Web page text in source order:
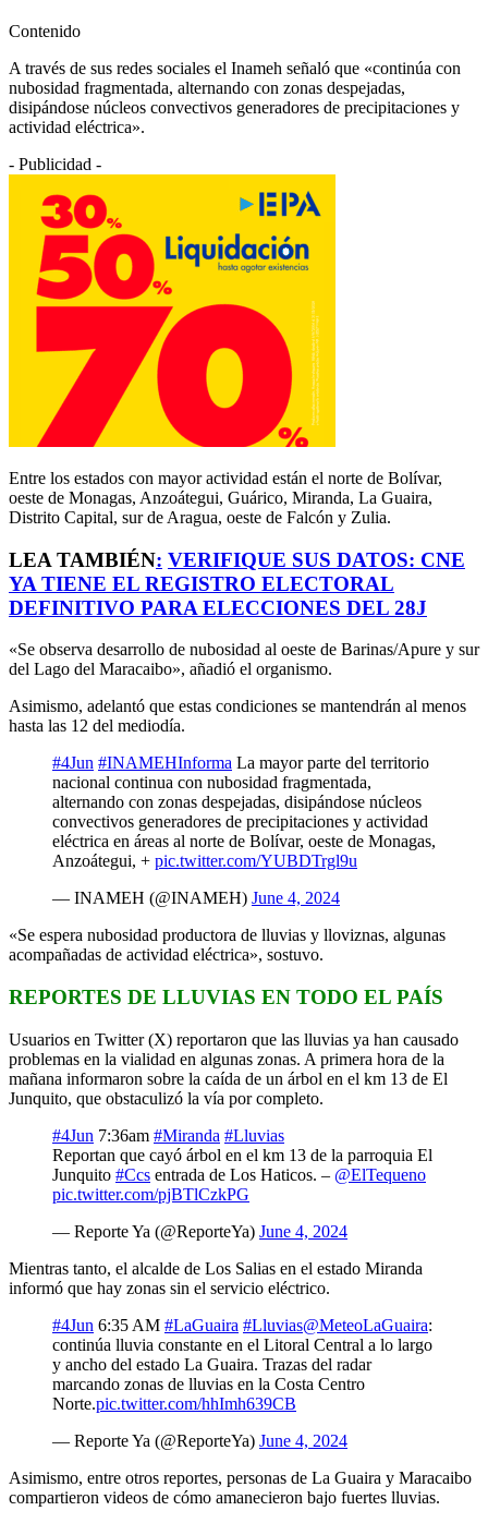
Contenido
A través de sus redes sociales el Inameh señaló que «continúa con
nubosidad fragmentada, alternando con zonas despejadas,
disipándose núcleos convectivos generadores de precipitaciones y
actividad eléctrica».
- Publicidad -
Entre los estados con mayor actividad están el norte de Bolívar,
oeste de Monagas, Anzoátegui, Guárico, Miranda, La Guaira,
Distrito Capital, sur de Aragua, oeste de Falcón y Zulia.
LEA TAMBIÉN: VERIFIQUE SUS DATOS: CNE
YA TIENE EL REGISTRO ELECTORAL
DEFINITIVO PARA ELECCIONES DEL 28J
«Se observa desarrollo de nubosidad al oeste de Barinas/Apure y sur
del Lago del Maracaibo», añadió el organismo.
Asimismo, adelantó que estas condiciones se mantendrán al menos
hasta las 12 del mediodía.
#4Jun #INAMEHInforma La mayor parte del territorio
nacional continua con nubosidad fragmentada,
alternando con zonas despejadas, disipándose núcleos
convectivos generadores de precipitaciones y actividad
eléctrica en áreas al norte de Bolívar, oeste de Monagas,
Anzoátegui, + pic.twitter.com/YUBDTrgl9u
— INAMEH (@INAMEH) June 4, 2024
«Se espera nubosidad productora de lluvias y lloviznas, algunas
acompañadas de actividad eléctrica», sostuvo.
REPORTES DE LLUVIAS EN TODO EL PAÍS
Usuarios en Twitter (X) reportaron que las lluvias ya han causado
problemas en la vialidad en algunas zonas. A primera hora de la
mañana informaron sobre la caída de un árbol en el km 13 de El
Junquito, que obstaculizó la vía por completo.
#4Jun 7:36am #Miranda #Lluvias
Reportan que cayó árbol en el km 13 de la parroquia El
Junquito #Ccs entrada de Los Haticos. – @ElTequeno
pic.twitter.com/pjBTlCzkPG
— Reporte Ya (@ReporteYa) June 4, 2024
Mientras tanto, el alcalde de Los Salias en el estado Miranda
informó que hay zonas sin el servicio eléctrico.
#4Jun 6:35 AM #LaGuaira #Lluvias@MeteoLaGuaira:
continúa lluvia constante en el Litoral Central a lo largo
y ancho del estado La Guaira. Trazas del radar
marcando zonas de lluvias en la Costa Centro
Norte.pic.twitter.com/hhImh639CB
— Reporte Ya (@ReporteYa) June 4, 2024
Asimismo, entre otros reportes, personas de La Guaira y Maracaibo
compartieron videos de cómo amanecieron bajo fuertes lluvias.